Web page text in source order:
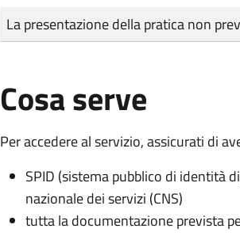
Tipo di pagamento
Importo
La presentazione della pratica non
Cosa serve
Per accedere al servizio, assicurati di
SPID (sistema pubblico di identità
nazionale dei servizi (CNS)
tutta la documentazione prevista